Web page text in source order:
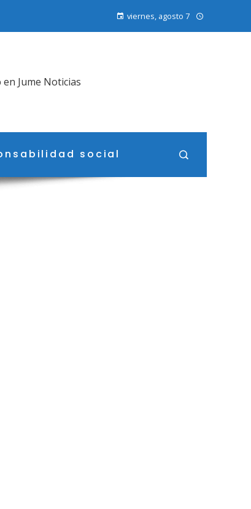
viernes, agosto 7
Jume Noticias
social